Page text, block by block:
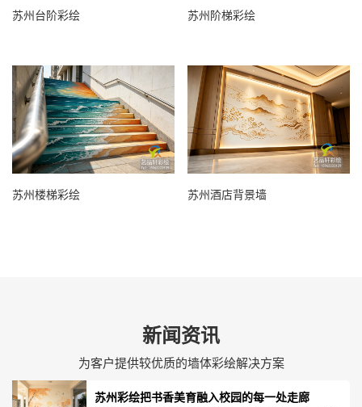
苏州台阶彩绘 苏州阶梯彩绘
苏州楼梯彩绘 苏州酒店背景墙
新闻资讯
为客户提供较优质的墙体彩绘解决方案
苏州彩绘把书香美育融入校园的每一处走廊